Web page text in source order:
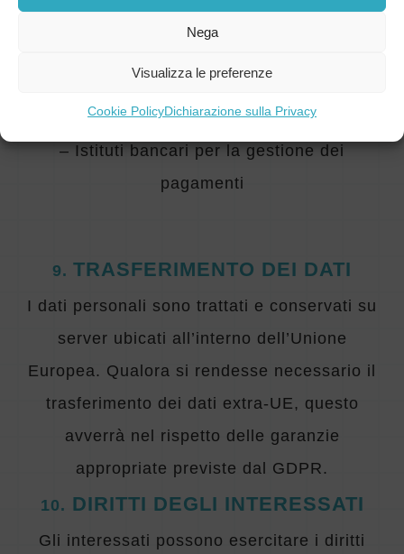
Nega
Visualizza le preferenze
Cookie PolicyDichiarazione sulla Privacy
– Enti pubblici e autorità per gli
adempimenti di legge
– Istituti bancari per la gestione dei
pagamenti
9. TRASFERIMENTO DEI DATI
I dati personali sono trattati e conservati su
server ubicati all’interno dell’Unione
Europea. Qualora si rendesse necessario il
trasferimento dei dati extra-UE, questo
avverrà nel rispetto delle garanzie
appropriate previste dal GDPR.
10. DIRITTI DEGLI INTERESSATI
Gli interessati possono esercitare i diritti